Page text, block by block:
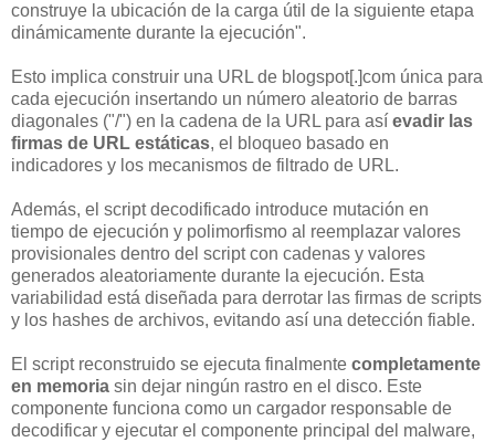
construye la ubicación de la carga útil de la siguiente etapa
dinámicamente durante la ejecución".
Esto implica construir una URL de blogspot[.]com única para
cada ejecución insertando un número aleatorio de barras
diagonales ("/") en la cadena de la URL para así evadir las
firmas de URL estáticas, el bloqueo basado en
indicadores y los mecanismos de filtrado de URL.
Además, el script decodificado introduce mutación en
tiempo de ejecución y polimorfismo al reemplazar valores
provisionales dentro del script con cadenas y valores
generados aleatoriamente durante la ejecución. Esta
variabilidad está diseñada para derrotar las firmas de scripts
y los hashes de archivos, evitando así una detección fiable.
El script reconstruido se ejecuta finalmente completamente
en memoria sin dejar ningún rastro en el disco. Este
componente funciona como un cargador responsable de
decodificar y ejecutar el componente principal del malware,